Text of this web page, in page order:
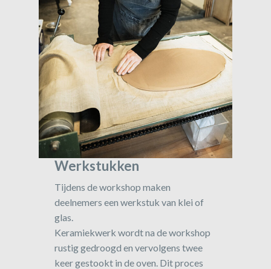
Werkstukken
Tijdens de workshop maken
deelnemers een werkstuk van klei of
glas.
Keramiekwerk wordt na de workshop
rustig gedroogd en vervolgens twee
keer gestookt in de oven. Dit proces